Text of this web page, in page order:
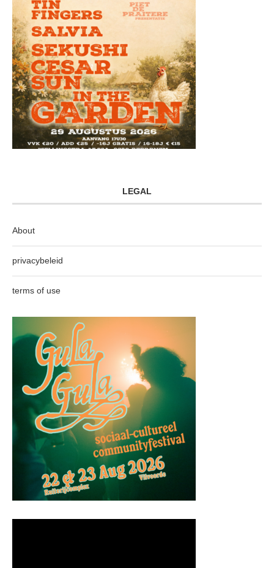
LEGAL
About
privacybeleid
terms of use